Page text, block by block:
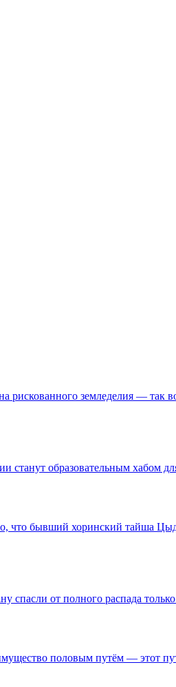
рискованного земледелия — так
станут образовательным хабом
что бывший хоринский тайша
спасли от полного распада
половым путём — этот